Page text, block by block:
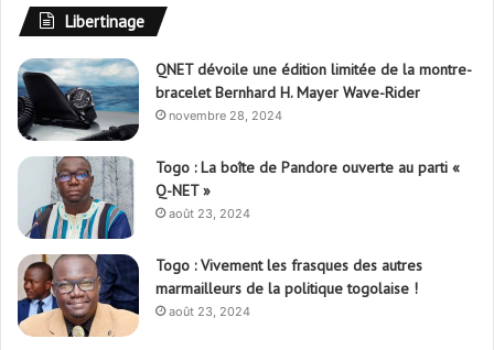
Libertinage
QNET dévoile une édition limitée de la montre-
bracelet Bernhard H. Mayer Wave-Rider
novembre 28, 2024
Togo : La boîte de Pandore ouverte au parti «
Q-NET »
août 23, 2024
Togo : Vivement les frasques des autres
marmailleurs de la politique togolaise !
août 23, 2024